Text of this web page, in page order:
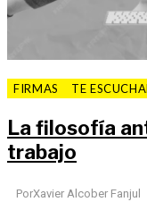
FIRMAS TE
La filosofía
trabajo
PorXavier Alcober Fanjul